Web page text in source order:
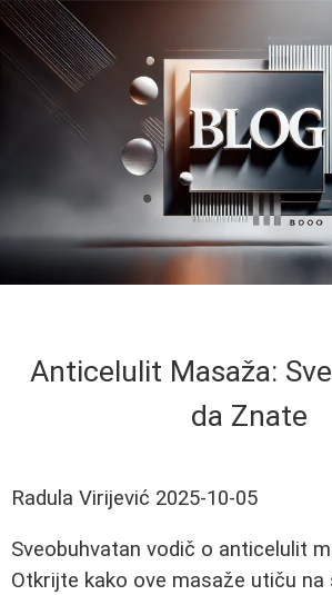
Anticelulit Masaža:
da Znate
Radula Virijević 2025-10-05
Sveobuhvatan vodič o anticelulit
Otkrijte kako ove masaže utiču na